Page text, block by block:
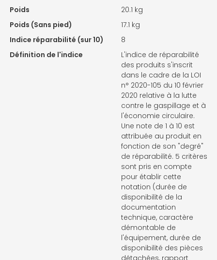
Poids
20.1 kg
Poids (Sans pied)
17.1 kg
Indice réparabilité (sur 10)
8
Définition de l'indice
L'indice de réparabilité
des produits s'inscrit
dans le cadre de la LOI
n° 2020-105 du 10 février
2020 relative à la lutte
contre le gaspillage et à
l'économie circulaire.
Une note de 1 à 10 est
attribuée au produit en
fonction de son "degré"
de réparabilité. 5 critères
sont pris en compte
pour établir cette
notation (durée de
disponibilité de la
documentation
technique, caractère
démontable de
l'équipement, durée de
disponibilité des pièces